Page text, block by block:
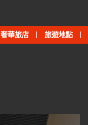
奢華旅店 旅遊地點